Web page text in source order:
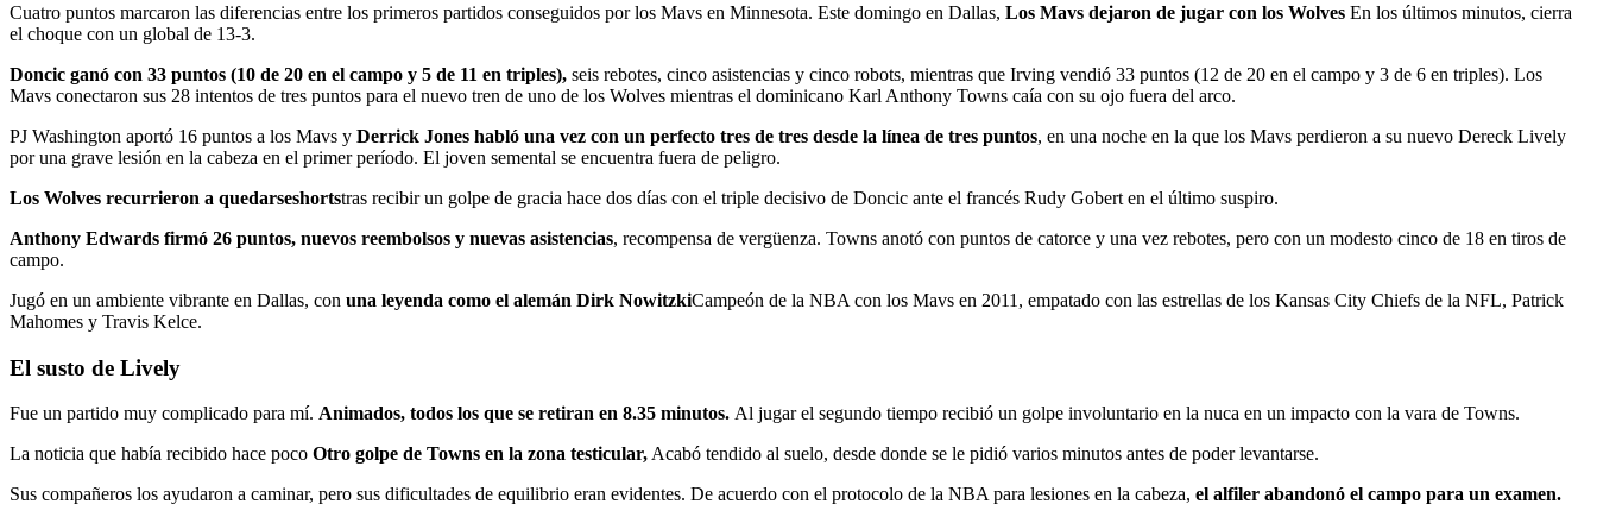
Cuatro puntos marcaron las diferencias entre los primeros partidos conseguidos por los Mavs en Minnesota. Este domingo en Dallas, Los Mavs dejaron de jugar con los Wolves En los últimos minutos, cierra
el choque con un global de 13-3.
Doncic ganó con 33 puntos (10 de 20 en el campo y 5 de 11 en triples), seis rebotes, cinco asistencias y cinco robots, mientras que Irving vendió 33 puntos (12 de 20 en el campo y 3 de 6 en triples). Los
Mavs conectaron sus 28 intentos de tres puntos para el nuevo tren de uno de los Wolves mientras el dominicano Karl Anthony Towns caía con su ojo fuera del arco.
PJ Washington aportó 16 puntos a los Mavs y Derrick Jones habló una vez con un perfecto tres de tres desde la línea de tres puntos, en una noche en la que los Mavs perdieron a su nuevo Dereck Lively
por una grave lesión en la cabeza en el primer período. El joven semental se encuentra fuera de peligro.
Los Wolves recurrieron a quedarseshortstras recibir un golpe de gracia hace dos días con el triple decisivo de Doncic ante el francés Rudy Gobert en el último suspiro.
Anthony Edwards firmó 26 puntos, nuevos reembolsos y nuevas asistencias, recompensa de vergüenza. Towns anotó con puntos de catorce y una vez rebotes, pero con un modesto cinco de 18 en tiros de
campo.
Jugó en un ambiente vibrante en Dallas, con una leyenda como el alemán Dirk NowitzkiCampeón de la NBA con los Mavs en 2011, empatado con las estrellas de los Kansas City Chiefs de la NFL, Patrick
Mahomes y Travis Kelce.
El susto de Lively
Fue un partido muy complicado para mí. Animados, todos los que se retiran en 8.35 minutos. Al jugar el segundo tiempo recibió un golpe involuntario en la nuca en un impacto con la vara de Towns.
La noticia que había recibido hace poco Otro golpe de Towns en la zona testicular, Acabó tendido al suelo, desde donde se le pidió varios minutos antes de poder levantarse.
Sus compañeros los ayudaron a caminar, pero sus dificultades de equilibrio eran evidentes. De acuerdo con el protocolo de la NBA para lesiones en la cabeza, el alfiler abandonó el campo para un examen.